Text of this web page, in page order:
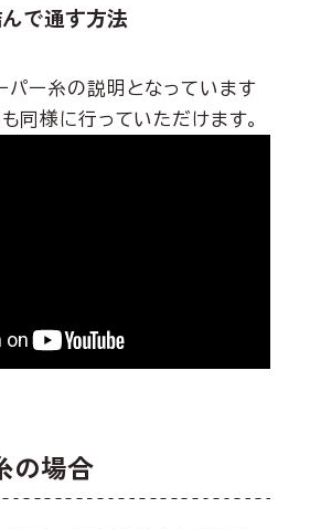
で通す方法
ー糸の説明となっています
同様に行っていただけます。
の場合